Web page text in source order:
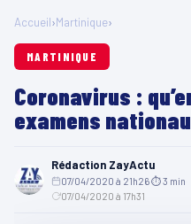
Accueil›Martinique›
MARTINIQUE
Coronavirus :
examens
Rédaction ZayActu
07/04/2020 à 21h26⏱ 3 min
07/04/2020 à 17h31